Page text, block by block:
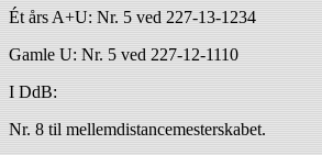
Ét års A+U: Nr. 5 ved 227-13-1234
Gamle U: Nr. 5 ved 227-12-1110
I DdB:
Nr. 8 til mellemdistancemesterskabet.